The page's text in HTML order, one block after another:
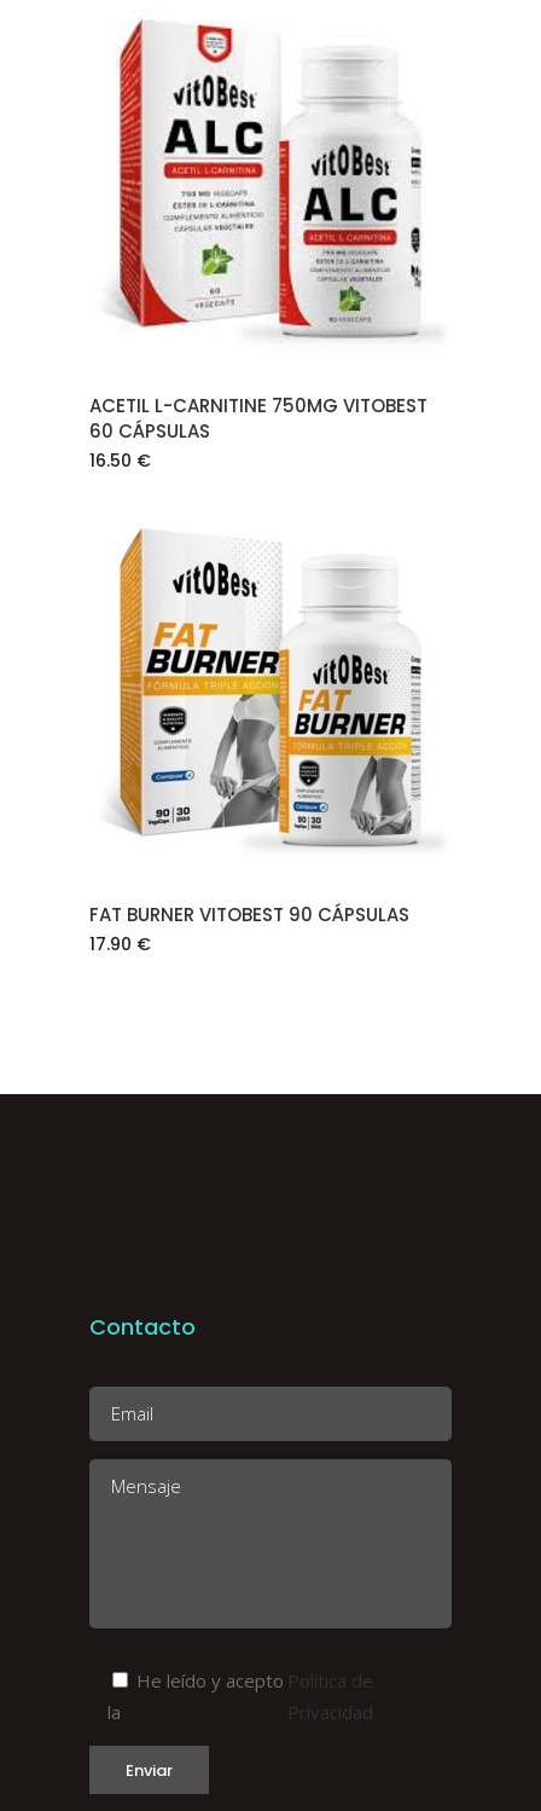
AÑADIR AL CARRITO
ACETIL L-CARNITINE 750MG VITOBEST
60 CÁPSULAS
16.50 €
AÑADIR AL CARRITO
FAT BURNER VITOBEST 90 CÁPSULAS
17.90 €
Contacto
He leído y acepto
la
Política de
Privacidad